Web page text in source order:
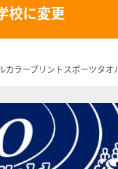
校に変更
ラープリントスポーツタオ